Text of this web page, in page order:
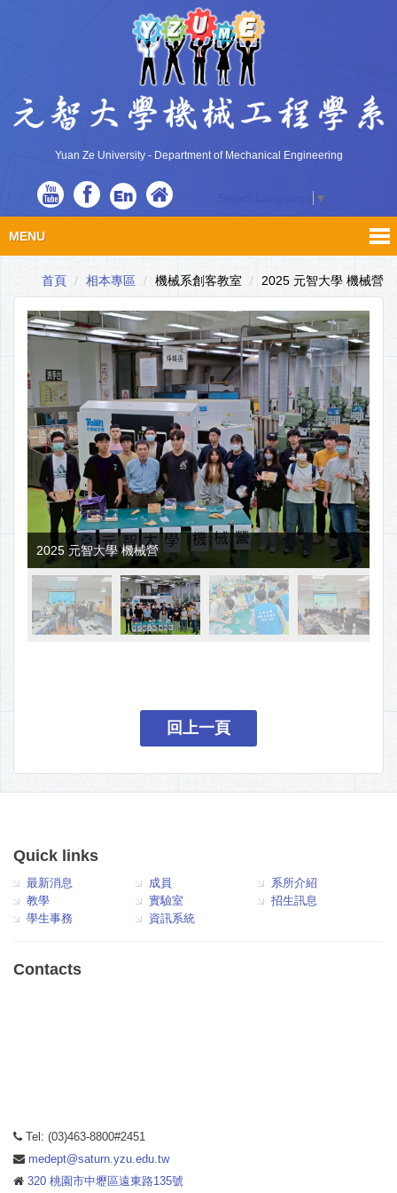
Yuan Ze University - Department of Mechanical Engineering
En ▼
MENU
首頁 相本專區 機械系創客教室 2025 元智大學 機械營
2025 元智大學 機械營
回上一頁
Quick links
最新消息 成員
系所介紹
教學
實驗室
招生訊息
學生事務
資訊系統
Contacts
Tel: (03)463-8800#2451
medept@saturn.yzu.edu.tw
320 桃園市中壢區遠東路135號